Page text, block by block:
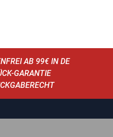
AB 99€ IN DE
GARANTIE